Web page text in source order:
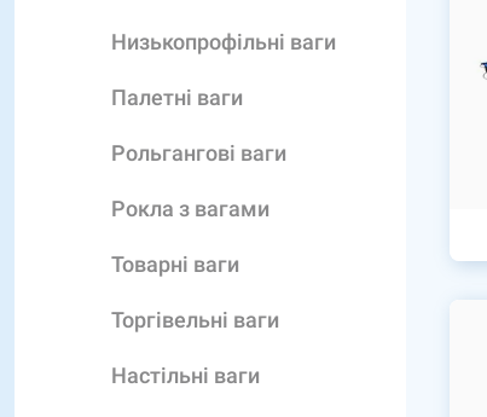
Низькопрофільні ваги
Палетні ваги
Рольгангові ваги
Рокла з вагами
Товарні ваги
Торгівельні ваги
Настільні ваги